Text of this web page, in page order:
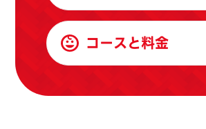
コースと料金